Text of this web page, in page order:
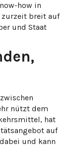
how in
zurzeit breit auf
und Staat
nützt dem
hat
auf
und kann